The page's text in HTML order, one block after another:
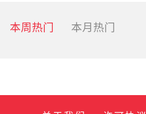
本周热门 本月热门